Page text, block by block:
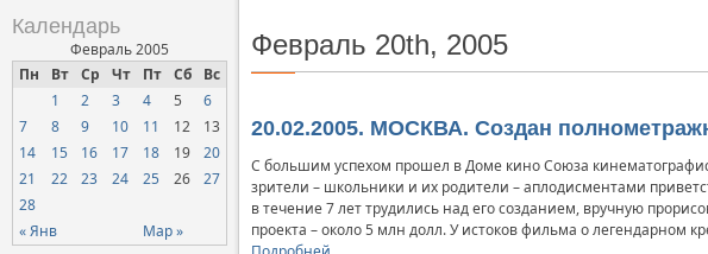
Календарь
Февраль 2005
Пн
Вт Ср Чт Пт Сб Вс
« Янв Мар »
1 2 3 4 5
6
7
8 9 10 11 12
13
14
15 16 17 18 19
20
21
22 23 24 25 26
27
28
Февраль 20th, 2005
20.02.2005. МОСКВА. Создан
С большим успехом прошел в Доме кино Союза
зрители – школьники и их родители – аплодисментами
в течение 7 лет трудились над его созданием, вручную
проекта – около 5 млн долл. У истоков фильма о легендарном